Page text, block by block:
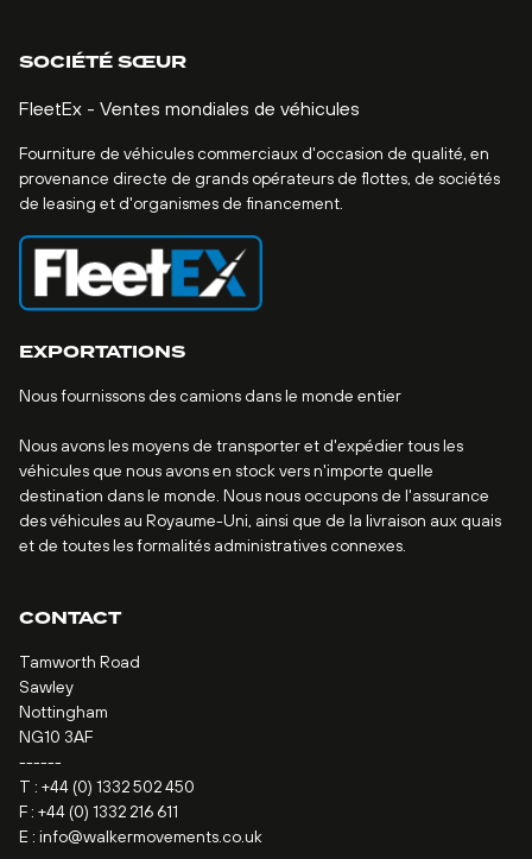
SOCIÉTÉ SŒUR
FleetEx - Ventes mondiales de véhicules
Fourniture de véhicules commerciaux d'occasion de qualité, en
provenance directe de grands opérateurs de flottes, de sociétés
de leasing et d'organismes de financement.
EXPORTATIONS
Nous fournissons des camions dans le monde entier
Nous avons les moyens de transporter et d'expédier tous les
véhicules que nous avons en stock vers n'importe quelle
destination dans le monde. Nous nous occupons de l'assurance
des véhicules au Royaume-Uni, ainsi que de la livraison aux quais
et de toutes les formalités administratives connexes.
CONTACT
Tamworth Road
Sawley
Nottingham
NG10 3AF
------
T : +44 (0) 1332 502 450
F : +44 (0) 1332 216 611
E : info@walkermovements.co.uk